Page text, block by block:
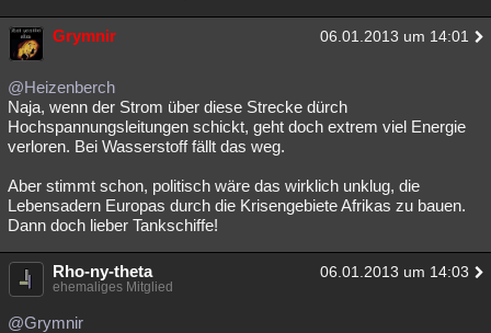
Grymnir 06.01.2013 um 14:01
@Heizenberch
Naja, wenn der Strom über diese Strecke dürch
Hochspannungsleitungen schickt, geht doch extrem viel Energie
verloren. Bei Wasserstoff fällt das weg.
Aber stimmt schon, politisch wäre das wirklich unklug, die
Lebensadern Europas durch die Krisengebiete Afrikas zu bauen.
Dann doch lieber Tankschiffe!
Rho-ny-theta 06.01.2013 um 14:03
ehemaliges Mitglied
@Grymnir